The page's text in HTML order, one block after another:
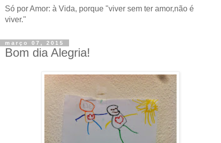
Só por Amor: à Vida, porque "viver sem ter amor,não é
viver."
março 07, 2015
Bom dia Alegria!